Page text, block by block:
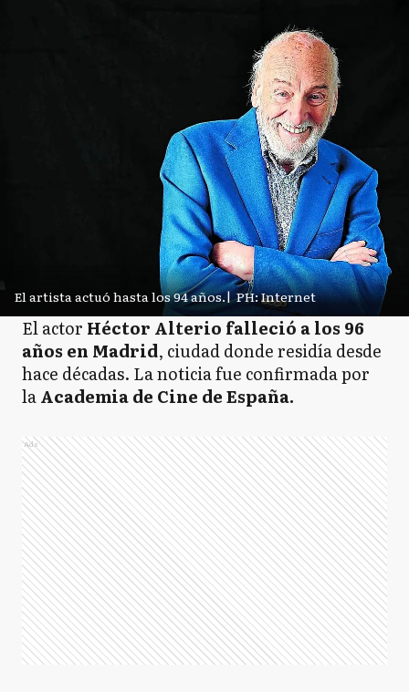
El artista actuó hasta los 94 años.| PH: Internet
El actor Héctor Alterio falleció a los 96
años en Madrid, ciudad donde residía desde
hace décadas. La noticia fue confirmada por
laAcademia de Cine de España.
Ads